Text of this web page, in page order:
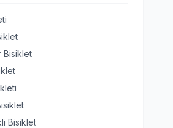
Bisiklet
Bisiklet